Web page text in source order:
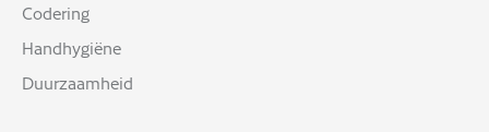
Codering
Handhygiëne
Duurzaamheid